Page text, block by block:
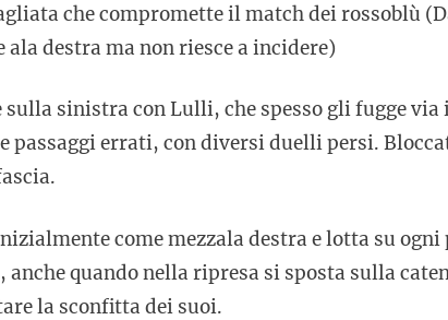
che compromette il match dei rossoblù
ala destra ma non riesce a incidere)
sulla sinistra con Lulli, che spesso gli fugge via
passaggi errati, con diversi duelli persi.
come mezzala destra e lotta su
anche quando nella ripresa si sposta sulla
la sconfitta dei suoi.